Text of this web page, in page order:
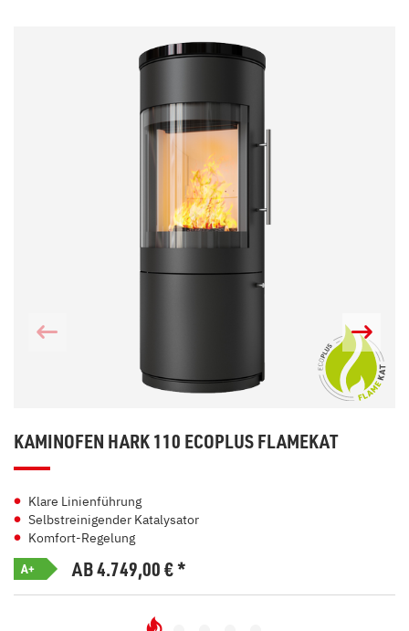
KAMINOFEN HARK 110 ECOPLUS FLAMEKAT
Klare Linienführung
Selbstreinigender Katalysator
Komfort-Regelung
A+ AB 4.749,00€*